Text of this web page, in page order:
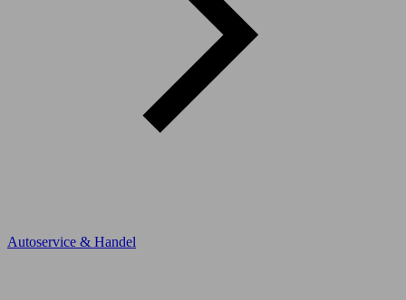
Autoservice & Handel